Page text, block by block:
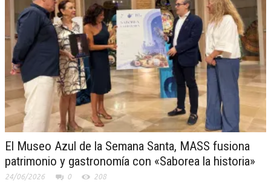
El Museo Azul de la Semana Santa, MASS fusiona
patrimonio y gastronomía con «Saborea la historia»
24/06/2026 0 208